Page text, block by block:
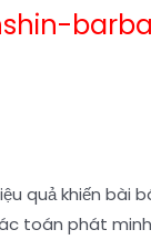
toán phát